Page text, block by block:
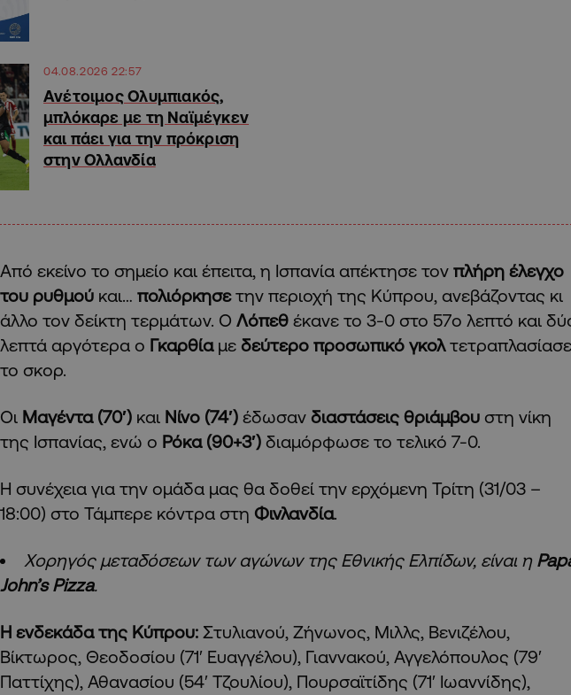
04.08.2026 22:57
Ανέτοιμος Ολυμπιακός,
μπλόκαρε με τη Ναϊμέγκεν
και πάει για την πρόκριση
στην Ολλανδία
Από εκείνο το σημείο και έπειτα, η Ισπανία απέκτησε τον πλήρη έλεγχο
του ρυθμού και… πολιόρκησετην περιοχή της Κύπρου, ανεβάζοντας κι
άλλο τον δείκτη τερμάτων. Ο Λόπεθ έκανε το 3-0 στο 57ο λεπτό και
λεπτά αργότερα ο Γκαρθία με δεύτερο προσωπικό γκολτετραπλασίασε
το σκορ.
Οι Μαγέντα (70′) και Νίνο (74′) έδωσαν διαστάσεις θριάμβου στη νίκη
της Ισπανίας, ενώ ο Ρόκα (90+3′) διαμόρφωσε το τελικό 7-0.
Η συνέχεια για την ομάδα μας θα δοθεί την ερχόμενη Τρίτη (31/03 –
18:00) στο Τάμπερε κόντρα στη Φινλανδία.
Χορηγός μεταδόσεων των αγώνων της Εθνικής Ελπίδων, είναι η
John’s Pizza.
Η ενδεκάδα της Κύπρου: Στυλιανού, Ζήνωνος, Μιλλς, Βενιζέλου,
Βίκτωρος, Θεοδοσίου (71′ Ευαγγέλου), Γιαννακού, Αγγελόπουλος (79′
Παττίχης), Αθανασίου (54′ Τζουλίου), Πουρσαϊτίδης (71′ Ιωαννίδης),